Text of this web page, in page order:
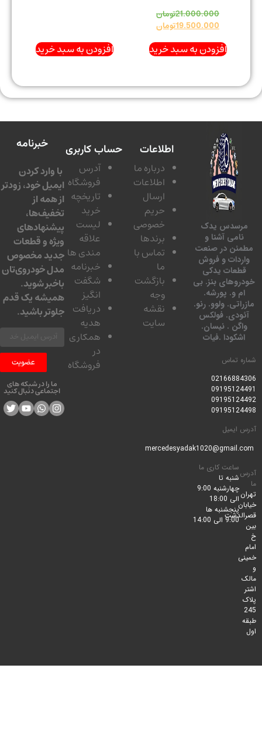
21.000.000تومان
19.500.000تومان
افزودن به سبد خرید افزودن به سبد خرید
یدک
آشنا و
در صنعت
و فروش
یدکی
بنز. بی
و. پورشه.
ولوو. رنو.
فولکس
. نیسان.
.فیات
تماس
ساعت کاری ما
شنبه تا
چهارشنبه 9:00
الی 18:00
پنجشنبه ها
9:00 الی 14:00
اطلاعات
درباره ما
اطلاعات
ارسال
حریم
خصوصی
برندها
تماس با
بازگشت
نقشه
سایت
حساب کاربری
آدرس
فروشگاه
تاریخچه
لیست
مندی ها
خبرنامه
شگفت
دریافت
همکاری
فروشگاه
خبرنامه
با وارد کردن
ایمیل خود، زودتر
از همه از
تخفیف‌ها،
پیشنهادهای
ویژه و قطعات
جدید مخصوص
مدل خودروی‌تان
باخبر شوید.
همیشه یک قدم
جلوتر باشید.
عضویت
ما را در شبکه های
اجتماعی دنبال کنید